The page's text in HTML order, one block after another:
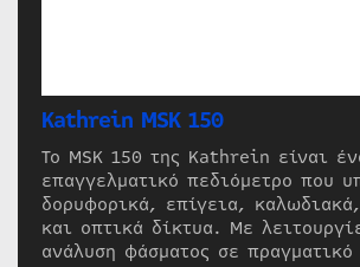
Kathrein MSK 150
Το MSK 150 της Kathrein είναι
επαγγελματικό πεδιόμετρο που
δορυφορικά, επίγεια,
και οπτικά δίκτυα. Με
ανάλυση φάσματος σε πραγματικό